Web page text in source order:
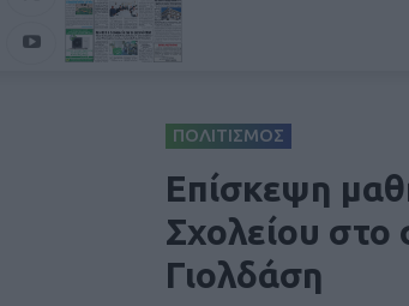
ΠΟΛΙΤΙΣΜΟΣ
Επίσκεψη
Σχολείου
Γιολδάση